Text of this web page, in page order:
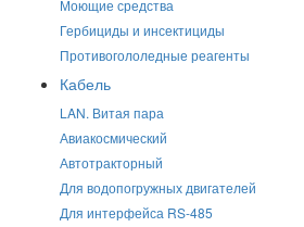
Моющие средства
Гербициды и инсектициды
Противогололедные реагенты
Кабель
LAN. Витая пара
Авиакосмический
Автотракторный
Для водопогружных двигателей
Для интерфейса RS-485